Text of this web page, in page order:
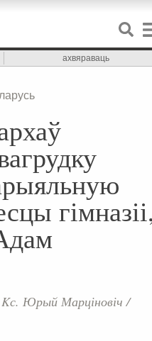
ахвяраваць
Юрый Марціновіч /